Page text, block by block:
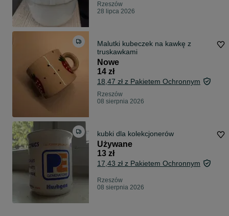
Rzeszów
28 lipca 2026
Malutki kubeczek na kawkę z
truskawkami
Nowe
14 zł
18,47 zł z Pakietem Ochronnym
Rzeszów
08 sierpnia 2026
kubki dla kolekcjonerów
Używane
13 zł
17,43 zł z Pakietem Ochronnym
Rzeszów
08 sierpnia 2026